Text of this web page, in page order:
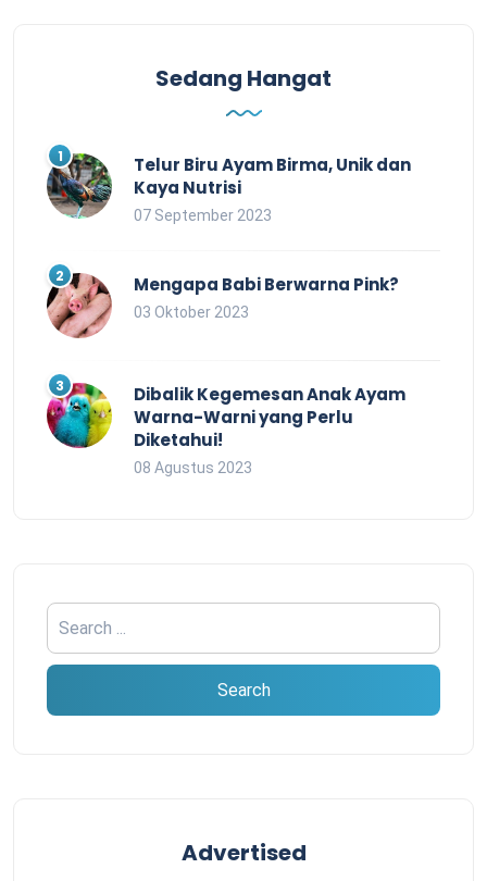
Sedang Hangat
Telur Biru Ayam Birma, Unik dan
Kaya Nutrisi
07 September 2023
Mengapa Babi Berwarna Pink?
03 Oktober 2023
Dibalik Kegemesan Anak Ayam
Warna-Warni yang Perlu
Diketahui!
08 Agustus 2023
Advertised